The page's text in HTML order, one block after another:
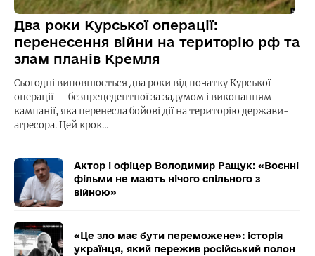
Два роки Курської операції:
перенесення війни на територію рф та
злам планів Кремля
Сьогодні виповнюється два роки від початку Курської
операції — безпрецедентної за задумом і виконанням
кампанії, яка перенесла бойові дії на територію держави-
агресора. Цей крок…
Актор і офіцер Володимир Ращук: «Воєнні
фільми не мають нічого спільного з
війною»
«Це зло має бути переможене»: історія
українця, який пережив російський полон